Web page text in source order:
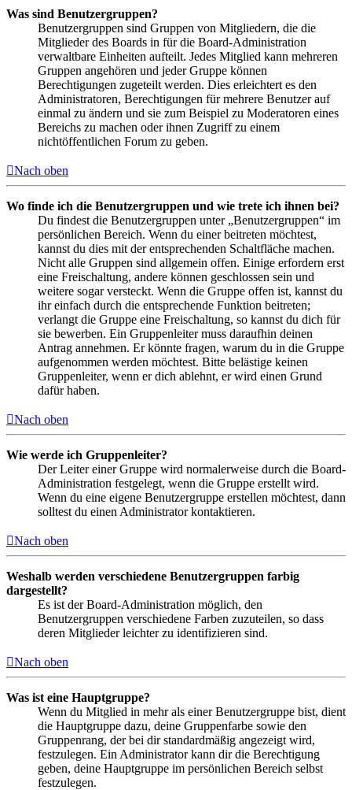
Was sind Benutzergruppen?
Benutzergruppen sind Gruppen von Mitgliedern, die die
Mitglieder des Boards in für die Board-Administration
verwaltbare Einheiten aufteilt. Jedes Mitglied kann mehreren
Gruppen angehören und jeder Gruppe können
Berechtigungen zugeteilt werden. Dies erleichtert es den
Administratoren, Berechtigungen für mehrere Benutzer auf
einmal zu ändern und sie zum Beispiel zu Moderatoren eines
Bereichs zu machen oder ihnen Zugriff zu einem
nichtöffentlichen Forum zu geben.
Nach oben
Wo finde ich die Benutzergruppen und wie trete ich ihnen bei?
Du findest die Benutzergruppen unter „Benutzergruppen“ im
persönlichen Bereich. Wenn du einer beitreten möchtest,
kannst du dies mit der entsprechenden Schaltfläche machen.
Nicht alle Gruppen sind allgemein offen. Einige erfordern erst
eine Freischaltung, andere können geschlossen sein und
weitere sogar versteckt. Wenn die Gruppe offen ist, kannst du
ihr einfach durch die entsprechende Funktion beitreten;
verlangt die Gruppe eine Freischaltung, so kannst du dich für
sie bewerben. Ein Gruppenleiter muss daraufhin deinen
Antrag annehmen. Er könnte fragen, warum du in die Gruppe
aufgenommen werden möchtest. Bitte belästige keinen
Gruppenleiter, wenn er dich ablehnt, er wird einen Grund
dafür haben.
Nach oben
Wie werde ich Gruppenleiter?
Der Leiter einer Gruppe wird normalerweise durch die Board-
Administration festgelegt, wenn die Gruppe erstellt wird.
Wenn du eine eigene Benutzergruppe erstellen möchtest, dann
solltest du einen Administrator kontaktieren.
Nach oben
Weshalb werden verschiedene Benutzergruppen farbig
dargestellt?
Es ist der Board-Administration möglich, den
Benutzergruppen verschiedene Farben zuzuteilen, so dass
deren Mitglieder leichter zu identifizieren sind.
Nach oben
Was ist eine Hauptgruppe?
Wenn du Mitglied in mehr als einer Benutzergruppe bist, dient
die Hauptgruppe dazu, deine Gruppenfarbe sowie den
Gruppenrang, der bei dir standardmäßig angezeigt wird,
festzulegen. Ein Administrator kann dir die Berechtigung
geben, deine Hauptgruppe im persönlichen Bereich selbst
festzulegen.